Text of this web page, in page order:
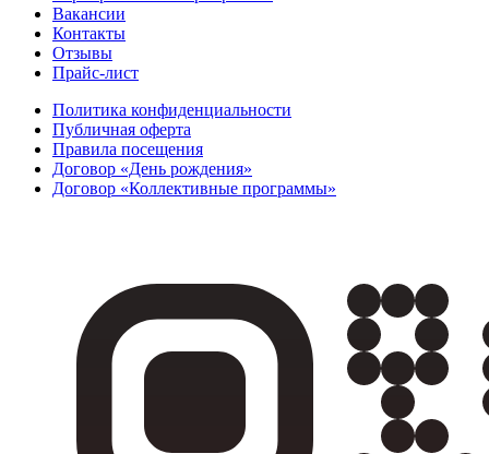
Вакансии
Контакты
Отзывы
Прайс-лист
Политика конфиденциальности
Публичная оферта
Правила посещения
Договор «День рождения»
Договор «Коллективные программы»